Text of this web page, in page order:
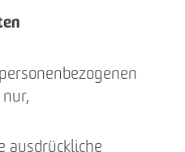
ausdrückliche